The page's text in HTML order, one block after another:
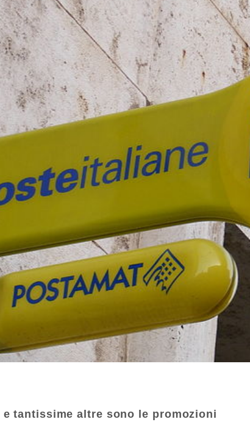
tantissime altre sono le promozioni